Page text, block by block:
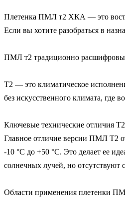
Плетенка ПМЛ т2 ХКА — это
Если вы хотите разобраться в
ПМЛ т2 традиционно
Т2 — это климатическое
без искусственного климата, где
Ключевые технические отличия
Главное отличие версии ПМЛ Т2
-10 °C до +50 °C. Это делает ее
солнечных лучей, но
Области применения плетенки